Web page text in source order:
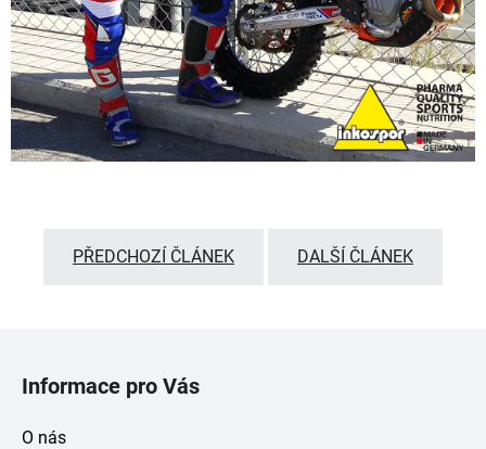
PŘEDCHOZÍ ČLÁNEK DALŠÍ ČLÁNEK
Informace pro Vás
O nás